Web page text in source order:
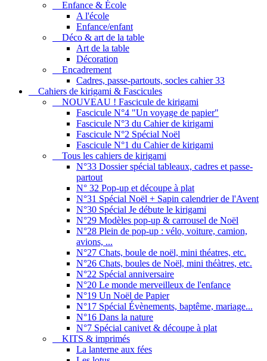
Enfance & École
A l'école
Enfance/enfant
Déco & art de la table
Art de la table
Décoration
Encadrement
Cadres, passe-partouts, socles cahier 33
Cahiers de kirigami & Fascicules
NOUVEAU ! Fascicule de kirigami
Fascicule N°4 "Un voyage de papier"
Fascicule N°3 du Cahier de kirigami
Fascicule N°2 Spécial Noël
Fascicule N°1 du Cahier de kirigami
Tous les cahiers de kirigami
N°33 Dossier spécial tableaux, cadres et passe-
partout
N° 32 Pop-up et découpe à plat
N°31 Spécial Noël + Sapin calendrier de l'Avent
N°30 Spécial Je débute le kirigami
N°29 Modèles pop-up & carrousel de Noël
N°28 Plein de pop-up : vélo, voiture, camion,
avions, ...
N°27 Chats, boule de noël, mini théatres, etc.
N°26 Chats, boules de Noël, mini théàtres, etc.
N°22 Spécial anniversaire
N°20 Le monde merveilleux de l'enfance
N°19 Un Noël de Papier
N°17 Spécial Évènements, baptême, mariage...
N°16 Dans la nature
N°7 Spécial canivet & découpe à plat
KITS & imprimés
La lanterne aux fées